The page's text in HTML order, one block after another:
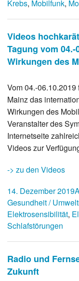
Krebs, Mobilfunk,
Videos
Tagung vom
Wirkungen des
Vom 04.-
Mainz das
Wirkungen des
Veranstalter des
Internetseite
Videos zur
-> zu den Videos
14. Dezember 2019
Gesundheit /
Elektrosensibilität,
Schlafstörungen
Radio und
Zukunft